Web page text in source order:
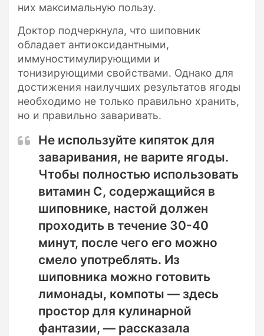
них максимальную пользу.
Доктор подчеркнула, что шиповник
обладает антиоксидантными,
иммуностимулирующими и
тонизирующими свойствами. Однако для
достижения наилучших результатов ягоды
необходимо не только правильно хранить,
но и правильно заваривать.
Не используйте кипяток для
заваривания, не варите ягоды.
Чтобы полностью использовать
витамин C, содержащийся в
шиповнике, настой должен
проходить в течение 30-40
минут, после чего его можно
смело употреблять. Из
шиповника можно готовить
лимонады, компоты — здесь
простор для кулинарной
фантазии, — рассказала